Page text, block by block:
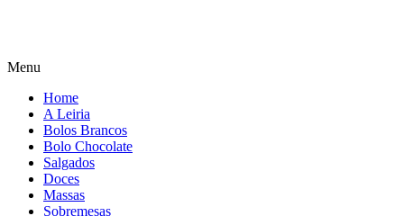
Menu
Home
A Leiria
Bolos Brancos
Bolo Chocolate
Salgados
Doces
Massas
Sobremesas